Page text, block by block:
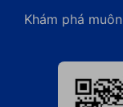
Khám phá